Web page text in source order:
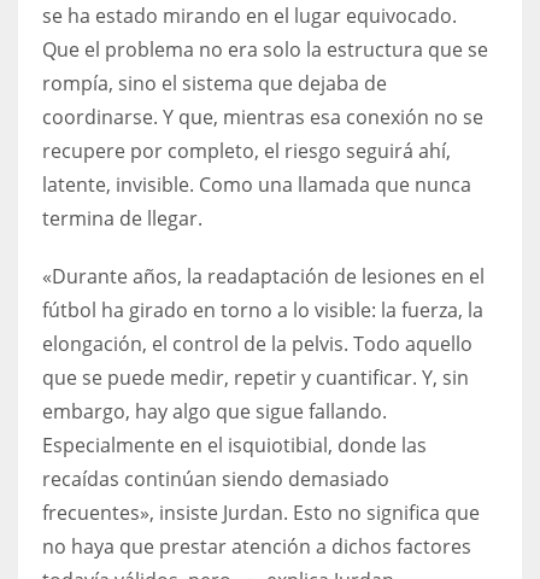
se ha estado mirando en el lugar equivocado.
Que el problema no era solo la estructura que se
rompía, sino el sistema que dejaba de
coordinarse. Y que, mientras esa conexión no se
recupere por completo, el riesgo seguirá ahí,
latente, invisible. Como una llamada que nunca
termina de llegar.
«Durante años, la readaptación de lesiones en el
fútbol ha girado en torno a lo visible: la fuerza, la
elongación, el control de la pelvis. Todo aquello
que se puede medir, repetir y cuantificar. Y, sin
embargo, hay algo que sigue fallando.
Especialmente en el isquiotibial, donde las
recaídas continúan siendo demasiado
frecuentes», insiste Jurdan. Esto no significa que
no haya que prestar atención a dichos factores